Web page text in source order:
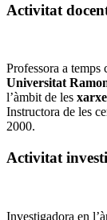
Activitat
Professora a temps
Universitat
l’àmbit de les
Instructora de les
2000.
Activitat
Investigadora en